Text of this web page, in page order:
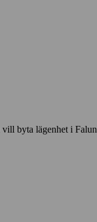
byta lägenhet i Falun